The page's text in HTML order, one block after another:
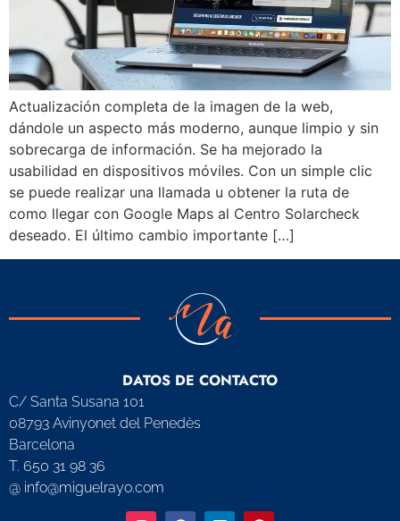
Actualización completa de la imagen de la web,
dándole un aspecto más moderno, aunque limpio y sin
sobrecarga de información. Se ha mejorado la
usabilidad en dispositivos móviles. Con un simple clic
se puede realizar una llamada u obtener la ruta de
como llegar con Google Maps al Centro Solarcheck
deseado. El último cambio importante […]
DATOS DE CONTACTO
C/ Santa Susana 101
08793 Avinyonet del Penedès
Barcelona
T. 650 31 98 36
@ info@miguelrayo.com